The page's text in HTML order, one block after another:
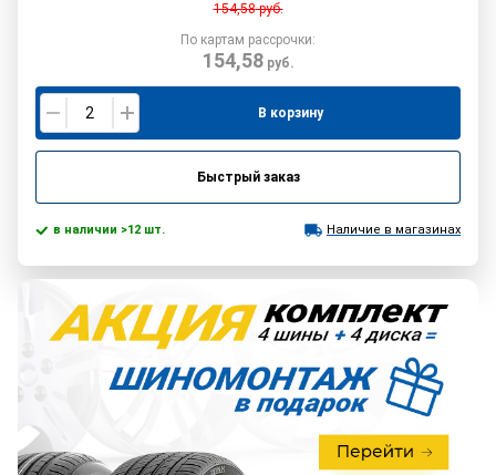
154,58руб.
По картам рассрочки:
154,58руб.
В корзину
Быстрый заказ
в наличии >12 шт. Наличие в магазинах